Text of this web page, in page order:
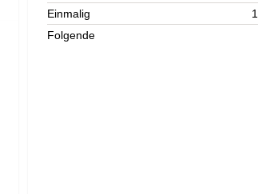
Einmalig
Folgende